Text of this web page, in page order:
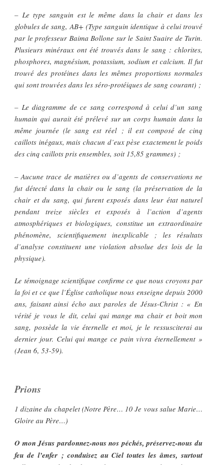
– Le type sanguin est le même dans la chair et dans les
globules de sang, AB+ (Type sanguin identique à celui trouvé
par le professeur Baima Bollone sur le Saint Suaire de Turin.
Plusieurs minéraux ont été trouvés dans le sang : chlorites,
phosphores, magnésium, potassium, sodium et calcium. Il fut
trouvé des protéines dans les mêmes proportions normales
qui sont trouvées dans les séro-protéiques de sang courant) ;
– Le diagramme de ce sang correspond à celui d’un sang
humain qui aurait été prélevé sur un corps humain dans la
même journée (le sang est réel ; il est composé de cinq
caillots inégaux, mais chacun d’eux pèse exactement le poids
des cinq caillots pris ensembles, soit 15,85 grammes) ;
– Aucune trace de matières ou d’agents de conservations ne
fut détecté dans la chair ou le sang (la préservation de la
chair et du sang, qui furent exposés dans leur état naturel
pendant treize siècles et exposés à l’action d’agents
atmosphériques et biologiques, constitue un extraordinaire
phénomène, scientifiquement inexplicable ; les résultats
d’analyse constituent une violation absolue des lois de la
physique).
Le témoignage scientifique confirme ce que nous croyons par
la foi et ce que l’Église catholique nous enseigne depuis 2000
ans, faisant ainsi écho aux paroles de Jésus-Christ : « En
vérité je vous le dit, celui qui mange ma chair et boit mon
sang, possède la vie éternelle et moi, je le ressusciterai au
dernier jour. Celui qui mange ce pain vivra éternellement »
(Jean 6, 53-59).
Prions
1 dizaine du chapelet (Notre Père… 10 Je vous salue Marie…
Gloire au Père…)
O mon Jésus pardonnez-nous nos péchés, préservez-nous du
feu de l’enfer ; conduisez au Ciel toutes les âmes, surtout